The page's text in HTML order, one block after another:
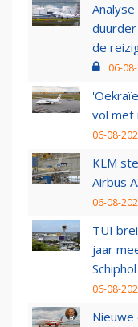
de
06-
vol met
06-08-
KLM
Airbus
06-08-
TUI
jaar
Schiphol
06-08-